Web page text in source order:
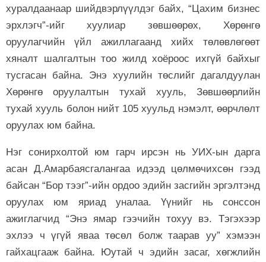
хуралдаанаар шийдвэрлүүлдэг байх, “Цахим бизнес
эрхлэгч”-ийг хуулиар зөвшөөрөх, Хөрөнгө
оруулагчийн үйл ажиллагаанд хийх төлөвлөгөөт
хяналт шалгалтын тоо жилд хоёроос ихгүй байхыг
тусгасан байна. Энэ хуулийн төслийг дагалдуулан
Хөрөнгө оруулалтын тухай хууль, Зөвшөөрлийн
тухай хууль болон нийт 105 хуульд нэмэлт, өөрчлөлт
оруулах юм байна.
Нэг сонирхолтой юм гарч ирсэн нь УИХ-ын дарга
асан Д.Амарбаясгалангаа идээд цөлмөчихсөн гээд
байсан “Бор тээг”-ийн ордоо эдийн засгийн эргэлтэнд
оруулах юм яриад уналаа. Үүнийг нь сонссон
ажиглагчид “Энэ ямар гээчийн тохуу вэ. Тэгэхээр
эхлээ ч үгүй яваа төсөл болж таарав уу” хэмээн
гайхацгааж байна. Юутай ч эдийн засаг, хөгжлийн